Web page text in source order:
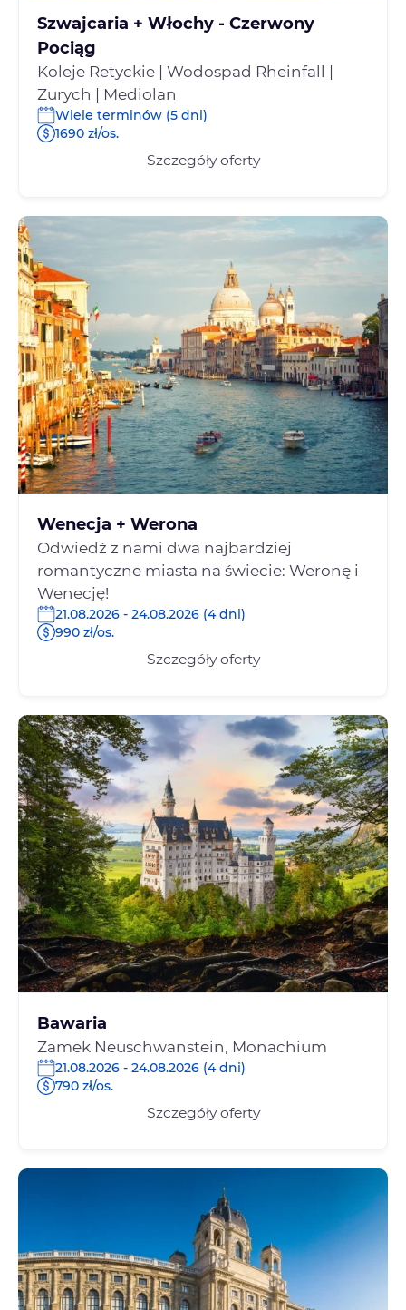
Szwajcaria + Włochy - Czerwony
Pociąg
Koleje Retyckie | Wodospad Rheinfall |
Zurych | Mediolan
Wiele terminów (5 dni)
1690 zł/os.
Szczegóły oferty
Wenecja + Werona
Odwiedź z nami dwa najbardziej
romantyczne miasta na świecie: Weronę i
Wenecję!
21.08.2026 - 24.08.2026 (4 dni)
990 zł/os.
Szczegóły oferty
Bawaria
Zamek Neuschwanstein, Monachium
21.08.2026 - 24.08.2026 (4 dni)
790 zł/os.
Szczegóły oferty